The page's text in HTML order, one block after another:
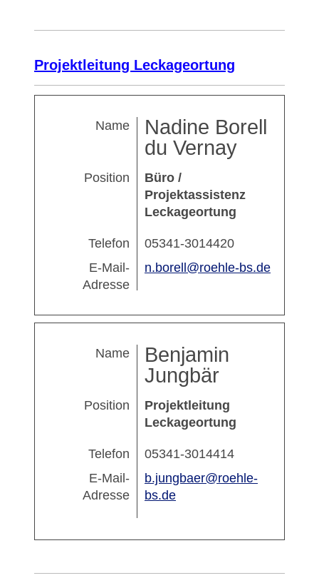
Projektleitung Leckageortung
Name
Nadine Borell
du Vernay
Position
Büro /
Projektassistenz
Leckageortung
Telefon
05341-3014420
E-Mail-
Adresse
n.borell@roehle-bs.de
Name
Benjamin
Jungbär
Position
Projektleitung
Leckageortung
Telefon
05341-3014414
E-Mail-
Adresse
b.jungbaer@roehle-
bs.de